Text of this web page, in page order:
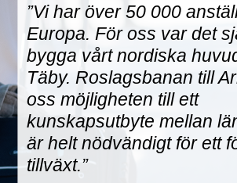
”Vi har över 50 000
Europa. För oss var det
bygga vårt nordiska
Täby. Roslagsbanan till
oss möjligheten till ett
kunskapsutbyte mellan
är helt nödvändigt för ett
tillväxt.”